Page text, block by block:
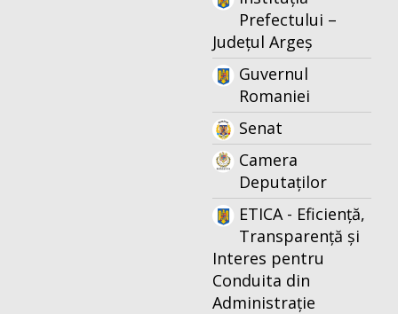
Prefectului –
Județul Argeș
Guvernul
Romaniei
Senat
Camera
Deputaților
ETICA - Eficiență,
Transparență și
Interes pentru
Conduita din
Administrație